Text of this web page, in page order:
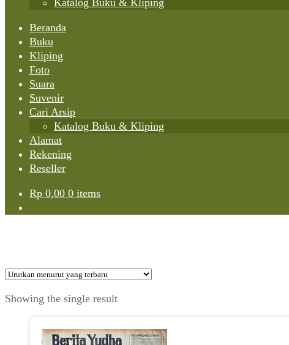
Katalog Buku & Kliping
Beranda
Buku
Kliping
Foto
Suara
Suvenir
Cari Arsip
Katalog Buku & Kliping
Alamat
Rekening
Reseller
Rp 0,00 0 items
Showing the single result